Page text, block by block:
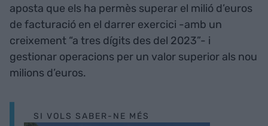
aposta que els ha permès superar el milió d’euros
de facturació en el darrer exercici -amb un
creixement “a tres dígits des del 2023”- i
gestionar operacions per un valor superior als nou
milions d’euros.
SI VOLS SABER-NE MÉS